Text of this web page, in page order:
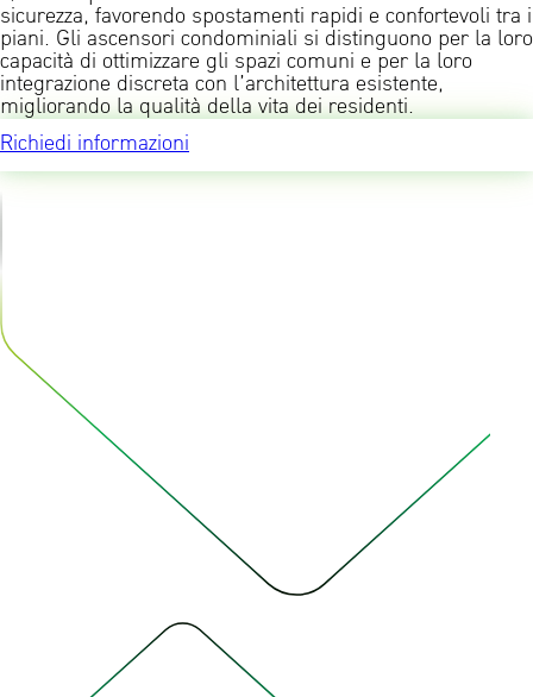
sicurezza, favorendo spostamenti rapidi e confortevoli tra i
piani. Gli ascensori condominiali si distinguono per la loro
capacità di ottimizzare gli spazi comuni e per la loro
integrazione discreta con l’architettura esistente,
migliorando la qualità della vita dei residenti.
Richiedi informazioni